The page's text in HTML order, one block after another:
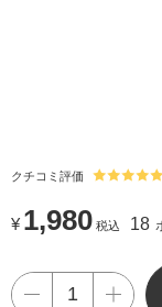
クチコミ評価
¥ 1,980 税込 18